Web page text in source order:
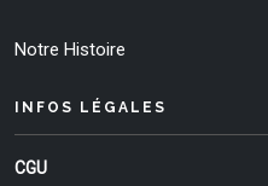
Notre Histoire
INFOS LÉGALES
CGU